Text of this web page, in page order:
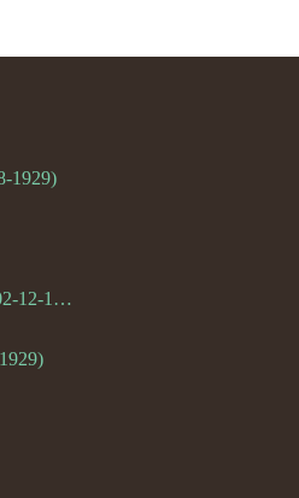
1929)
Wilma Keydeniers (02-12-1953)